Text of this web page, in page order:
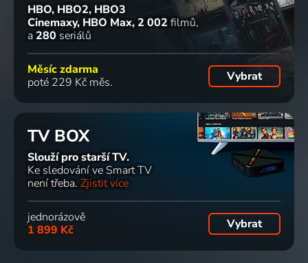
HBO, HBO2, HBO3
Cinemaxy, HBO Max 2 002 filmů
a 280 seriálů
Měsíc zdarma
poté 229 Kč měs.
Vybrat
TV BOX
Slouží pro starší TV.
Ke sledování ve Smart TV
není třeba. Zjistit více
jednorázově
1 899 Kč
Vybrat